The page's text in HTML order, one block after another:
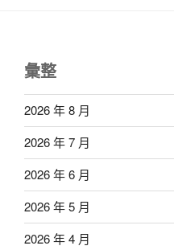
彙整
2026 年 8 月
2026 年 7 月
2026 年 6 月
2026 年 5 月
2026 年 4 月